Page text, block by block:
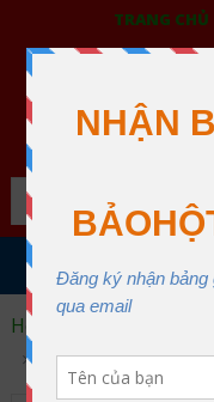
TRANG CHỦ
BẢO HỘ
XƯỞNG
MENU
Home
Áo Ghi Lê Bảo Hộ